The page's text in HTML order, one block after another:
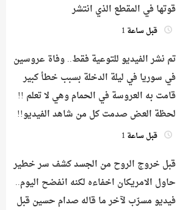
قوتها في المقطع الذي انتشر
قبل ساعة 1
تم نشر الفيديو للتوعية فقط.. وفاة عروسين
في سوريا في ليلة الدخلة بسبب خطأ كبير
قامت به العروسة في الحمام وهي لا تعلم !!
لحظة العض صدمت كل من شاهد الفيديو!!
قبل ساعة 1
قبل خروج الروح من الجسد كشف سر خطير
حاول الامريكان اخفاءه لكنه انفضح اليوم..
فيديو مسرّب لآخر ما قاله صدام حسين قبل